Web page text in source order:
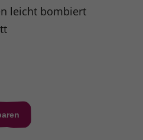
leicht bombiert